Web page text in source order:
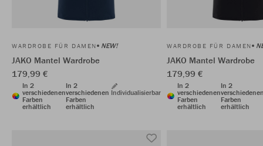
WARDROBE FÜR DAMEN NEW!
JAKO Mantel Wardrobe
179,99 €
In 2
verschiedenen
Farben
erhältlich
In 2
verschiedenen
Farben
erhältlich
Individualisierbar
WARDROBE FÜR DAMEN
JAKO Mantel Wardrobe
179,99 €
In 2
verschiedenen
Farben
erhältlich
In 2
Farben
erhältlich